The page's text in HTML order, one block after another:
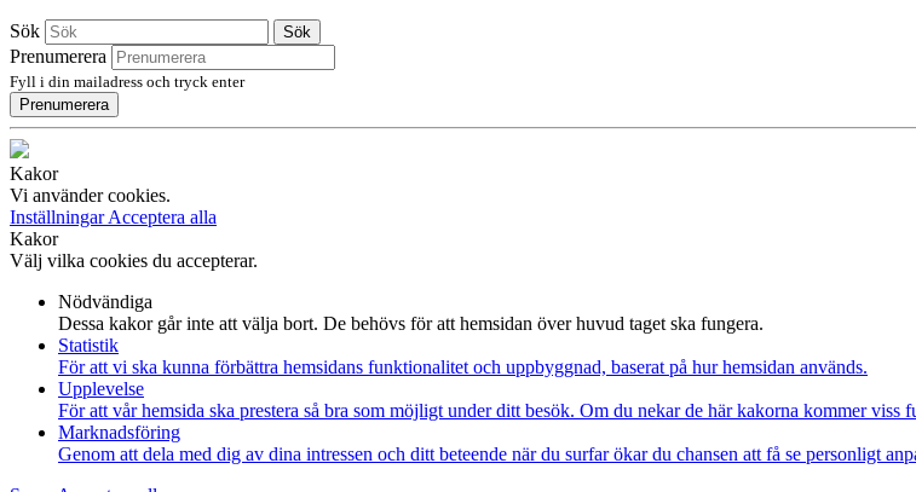
Sök Sök
Prenumerera
Fyll i din mailadress och tryck enter
Prenumerera
Kakor
Vi använder cookies.
InställningarAcceptera alla
Kakor
Välj vilka cookies du accepterar.
Nödvändiga
Dessa kakor går inte att välja bort. De behövs för att hemsidan över huvud taget ska fungera.
Statistik
För att vi ska kunna förbättra hemsidans funktionalitet och uppbyggnad, baserat på hur hemsidan används.
Upplevelse
För att vår hemsida ska prestera så bra som möjligt under ditt besök. Om du nekar de här kakorna kommer viss
Marknadsföring
Genom att dela med dig av dina intressen och ditt beteende när du surfar ökar du chansen att få se personligt